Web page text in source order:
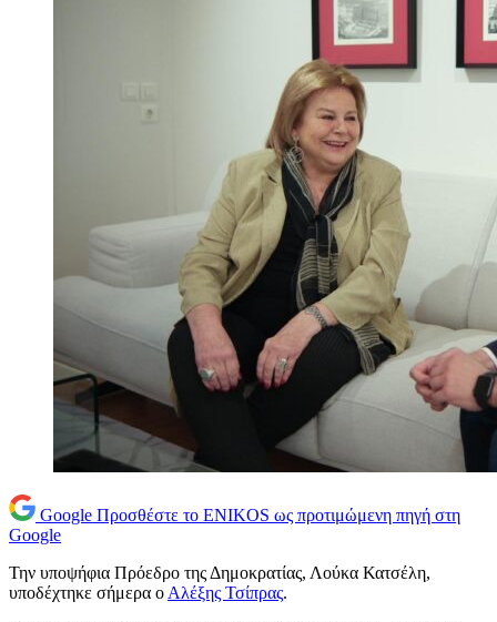
Google Προσθέστε το ENIKOS ως προτιμώμενη πηγή στη
Google
Την υποψήφια Πρόεδρο της Δημοκρατίας, Λούκα Κατσέλη,
υποδέχτηκε σήμερα ο Αλέξης Τσίπρας.